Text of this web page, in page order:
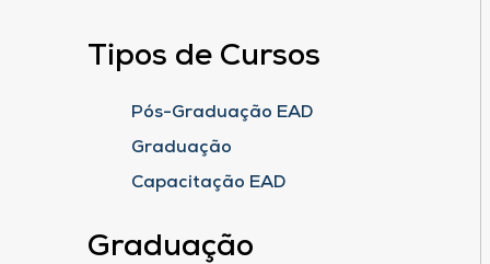
Tipos de Cursos
Pós-Graduação EAD
Graduação
Capacitação EAD
Graduação